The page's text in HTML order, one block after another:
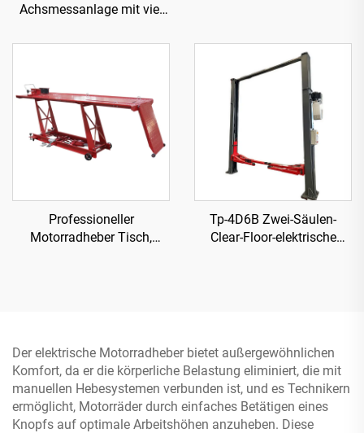
Achsmessanlage mit vier
Professioneller
Motorradheber Tisch,
Tp-4D6B Zwei-Säulen-
Clear-Floor-elektrische
Der elektrische Motorradheber bietet außergewöhnlichen
Komfort, da er die körperliche Belastung eliminiert, die mit
manuellen Hebesystemen verbunden ist, und es Technikern
ermöglicht, Motorräder durch einfaches Betätigen eines
Knopfs auf optimale Arbeitshöhen anzuheben. Diese